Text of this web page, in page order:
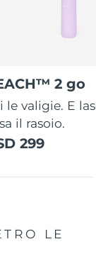
2 go
le valigie. E
il rasoio.
299
LE